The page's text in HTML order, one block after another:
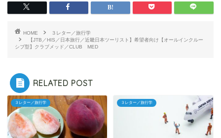
HOME
３レター／旅行学
【JTB／HIS／日本旅行／近畿日本ツーリスト】希望者向け【オールインクルー
シブ型】クラブメッド／CLUB MED
RELATED POST
３レター／旅行学 ３レター／旅行学